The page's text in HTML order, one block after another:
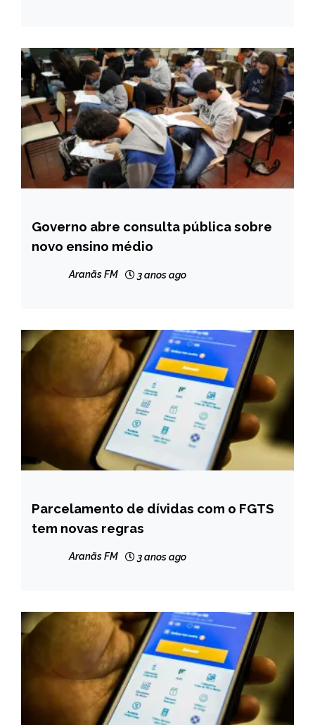
BRASIL
NOTÍCIAS
Governo abre consulta pública sobre
novo ensino médio
Aranãs FM 3 anos ago
BRASIL
NOTÍCIAS
Parcelamento de dívidas com o FGTS
tem novas regras
Aranãs FM 3 anos ago